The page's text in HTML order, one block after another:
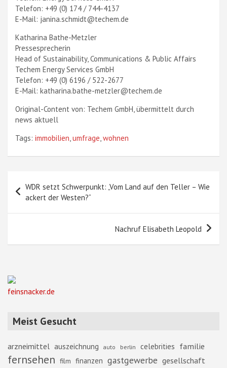
Telefon: +49 (0) 174 / 744-4137
E-Mail: janina.schmidt@techem.de
Katharina Bathe-Metzler
Pressesprecherin
Head of Sustainability, Communications & Public Affairs
Techem Energy Services GmbH
Telefon: +49 (0) 6196 / 522-2677
E-Mail: katharina.bathe-metzler@techem.de
Original-Content von: Techem GmbH, übermittelt durch
news aktuell
Tags: immobilien umfrage wohnen
WDR setzt Schwerpunkt: „Vom Land auf den Teller – Wie
ackert der Westen?“
Nachruf Elisabeth Leopold
feinsnacker.de
Meist Gesucht
arzneimittel auszeichnung auto berlin celebrities familie
fernsehen film finanzen gastgewerbe gesellschaft